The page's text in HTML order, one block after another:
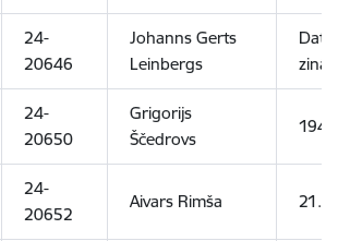
24-
20646
Johanns Gerts
Leinbergs
Dati
24-
20650
Grigorijs
Ščedrovs
24-
20652
Aivars Rimša